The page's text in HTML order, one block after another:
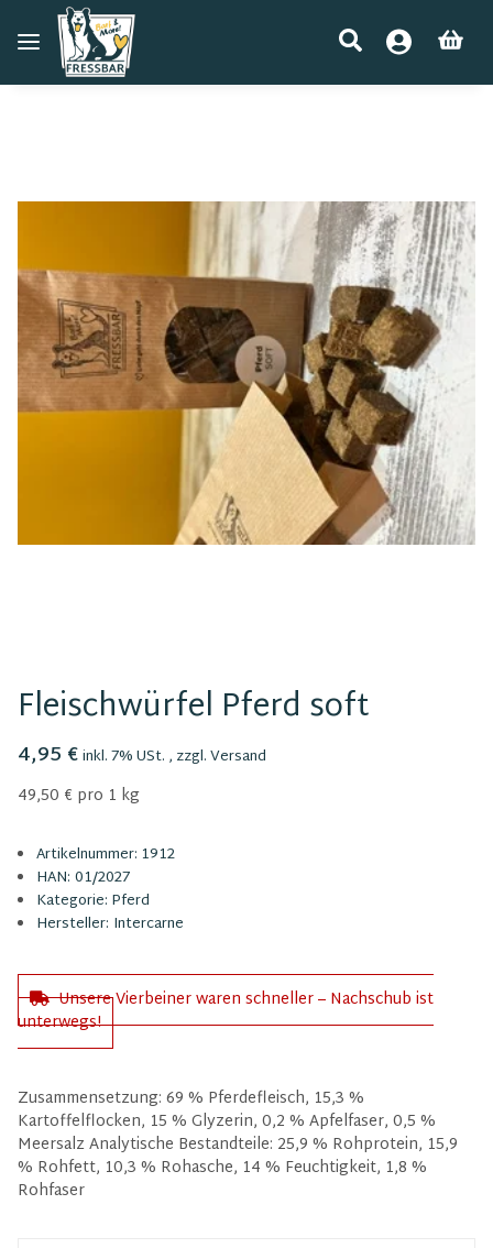
Fleischwürfel Pferd soft
4,95 €inkl. 7% USt. , zzgl.Versand
49,50 € pro 1 kg
Artikelnummer: 1912
HAN: 01/2027
Kategorie: Pferd
Hersteller: Intercarne
Unsere Vierbeiner waren schneller – Nachschub ist
unterwegs!
Zusammensetzung: 69 % Pferdefleisch, 15,3 %
Kartoffelflocken, 15 % Glyzerin, 0,2 % Apfelfaser, 0,5 %
Meersalz Analytische Bestandteile: 25,9 % Rohprotein, 15,9
% Rohfett, 10,3 % Rohasche, 14 % Feuchtigkeit, 1,8 %
Rohfaser